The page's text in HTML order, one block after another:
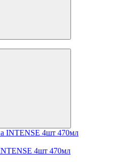
4шт 470мл